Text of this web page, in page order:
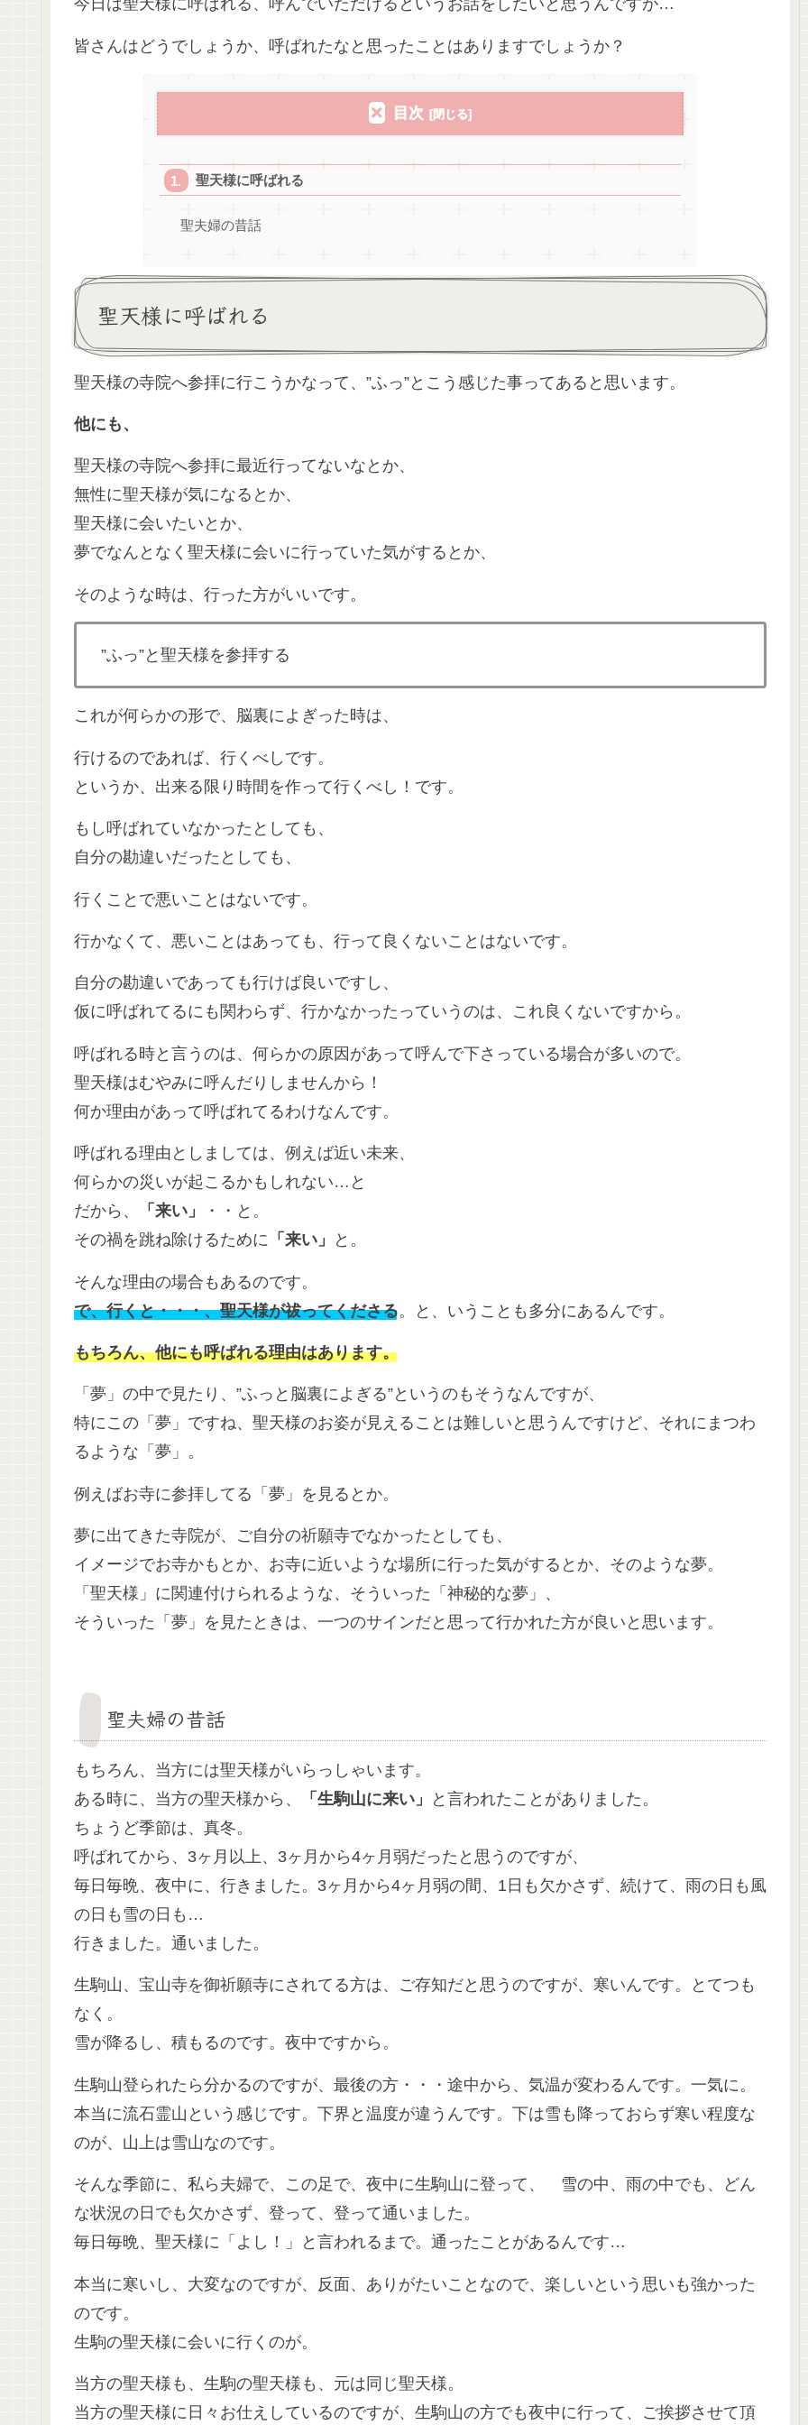
今日は聖天様に呼ばれる、呼んでいただけるというお話をしたいと思うんですが…
皆さんはどうでしょうか、呼ばれたなと思ったことはありますでしょうか？
目次
聖天様に呼ばれる
聖夫婦の昔話
聖天様に呼ばれる
聖天様の寺院へ参拝に行こうかなって、”ふっ”とこう感じた事ってあると思います。
他にも、
聖天様の寺院へ参拝に最近行ってないなとか、
無性に聖天様が気になるとか、
聖天様に会いたいとか、
夢でなんとなく聖天様に会いに行っていた気がするとか、
そのような時は、行った方がいいです。
”ふっ”と聖天様を参拝する
これが何らかの形で、脳裏によぎった時は、
行けるのであれば、行くべしです。
というか、出来る限り時間を作って行くべし！です。
もし呼ばれていなかったとしても、
自分の勘違いだったとしても、
行くことで悪いことはないです。
行かなくて、悪いことはあっても、行って良くないことはないです。
自分の勘違いであっても行けば良いですし、
仮に呼ばれてるにも関わらず、行かなかったっていうのは、これ良くないですから。
呼ばれる時と言うのは、何らかの原因があって呼んで下さっている場合が多いので。
聖天様はむやみに呼んだりしませんから！
何か理由があって呼ばれてるわけなんです。
呼ばれる理由としましては、例えば近い未来、
何らかの災いが起こるかもしれない…と
だから、
「来い」
・・と。
その禍を跳ね除けるために 「来い」 と。
そんな理由の場合もあるのです。
で、行くと・・・、聖天様が祓ってくださる。と、いうことも多分にあるんです。
もちろん、他にも呼ばれる理由はあります。
「夢」の中で見たり、”ふっと脳裏によぎる”というのもそうなんですが、
特にこの「夢」ですね、聖天様のお姿が見えることは難しいと思うんですけど、それにまつわ
るような「夢」。
例えばお寺に参拝してる「夢」を見るとか。
夢に出てきた寺院が、ご自分の祈願寺でなかったとしても、
イメージでお寺かもとか、お寺に近いような場所に行った気がするとか、そのような夢。
「聖天様」に関連付けられるような、そういった「神秘的な夢」、
そういった「夢」を見たときは、一つのサインだと思って行かれた方が良いと思います。
聖夫婦の昔話
もちろん、当方には聖天様がいらっしゃいます。
ある時に、当方の聖天様から、
「生駒山に来い」
と言われたことがありました。
ちょうど季節は、真冬。
呼ばれてから、3ヶ月以上、3ヶ月から4ヶ月弱だったと思うのですが、
毎日毎晩、夜中に、行きました。3ヶ月から4ヶ月弱の間、1日も欠かさず、続けて、雨の日も風
の日も雪の日も…
行きました。通いました。
生駒山、宝山寺を御祈願寺にされてる方は、ご存知だと思うのですが、寒いんです。とてつも
なく。
雪が降るし、積もるのです。夜中ですから。
生駒山登られたら分かるのですが、最後の方・・・途中から、気温が変わるんです。一気に。
本当に流石霊山という感じです。下界と温度が違うんです。下は雪も降っておらず寒い程度な
のが、山上は雪山なのです。
そんな季節に、私ら夫婦で、この足で、夜中に生駒山に登って、 雪の中、雨の中でも、どん
な状況の日でも欠かさず、登って、登って通いました。
毎日毎晩、聖天様に「よし！」と言われるまで。通ったことがあるんです…
本当に寒いし、大変なのですが、反面、ありがたいことなので、楽しいという思いも強かった
のです。
生駒の聖天様に会いに行くのが。
当方の聖天様も、生駒の聖天様も、元は同じ聖天様。
当方の聖天様に日々お仕えしているのですが、生駒山の方でも夜中に行って、ご挨拶させて頂